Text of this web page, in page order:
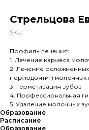
Стрельцова
SKU:
Профиль лечения:
1. Лечение кариеса
2. Лечение
периодонтит) молочных
3. Герметизация зубов
4. Профессиональная
5. Удаление молочных
Образование
Расписание
Образование